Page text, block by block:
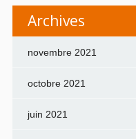
Archives
novembre 2021
octobre 2021
juin 2021